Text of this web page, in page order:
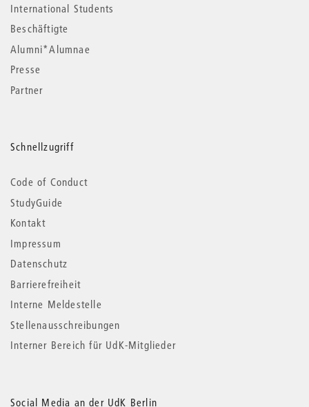
International Students
Beschäftigte
Alumni*Alumnae
Presse
Partner
Schnellzugriff
Code of Conduct
StudyGuide
Kontakt
Impressum
Datenschutz
Barrierefreiheit
Interne Meldestelle
Stellenausschreibungen
Interner Bereich für UdK-Mitglieder
Social Media an der UdK Berlin